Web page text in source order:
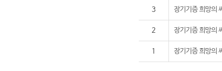
3 장기기증 희망의
2 장기기증 희망의
1 장기기증 희망의